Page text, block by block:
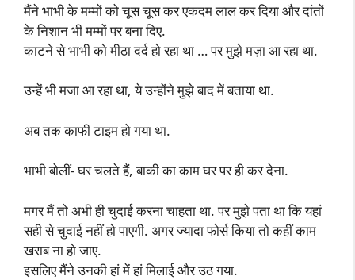
मैंने भाभी के मम्मों को चूस चूस कर एकदम लाल कर दिया और दांतों
के निशान भी मम्मों पर बना दिए.
काटने से भाभी को मीठा दर्द हो रहा था … पर मुझे मज़ा आ रहा था.
उन्हें भी मजा आ रहा था, ये उन्होंने मुझे बाद में बताया था.
अब तक काफी टाइम हो गया था.
भाभी बोलीं- घर चलते हैं, बाकी का काम घर पर ही कर देना.
मगर मैं तो अभी ही चुदाई करना चाहता था. पर मुझे पता था कि यहां
सही से चुदाई नहीं हो पाएगी. अगर ज्यादा फोर्स किया तो कहीं काम
खराब ना हो जाए.
इसलिए मैंने उनकी हां में हां मिलाई और उठ गया.